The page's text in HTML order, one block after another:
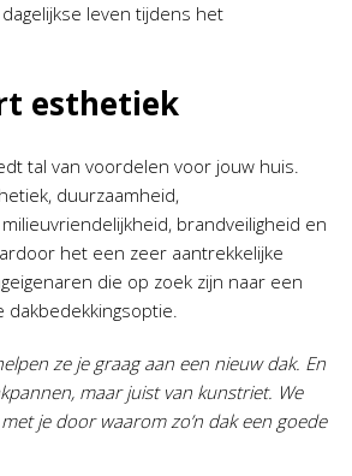
leven tijdens het
esthetiek
tal van voordelen voor jouw huis.
duurzaamheid,
brandveiligheid en
het een zeer aantrekkelijke
die op zoek zijn naar een
ze je graag aan een nieuw dak. En
maar juist van kunstriet. We
je door waarom zo’n dak een goede